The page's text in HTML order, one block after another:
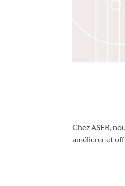
Chez ASER,
améliorer et